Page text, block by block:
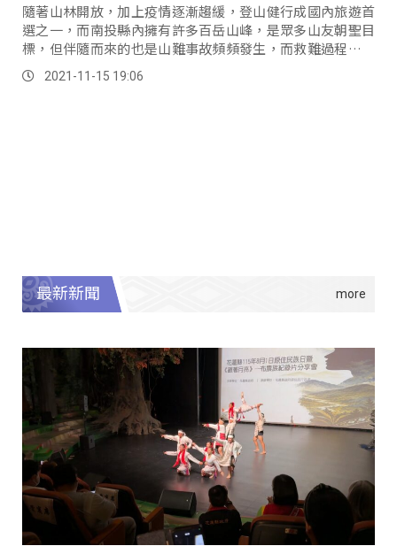
隨著山林開放，加上疫情逐漸趨緩，登山健行成國內旅遊首
選之一，而南投縣內擁有許多百岳山峰，是眾多山友朝聖目
標，但伴隨而來的也是山難事故頻頻發生，而救難過程中，
搜救人員冒險搜山、疲於奔命，卻沒有好的福利措...。
2021-11-15 19:06
最新新聞